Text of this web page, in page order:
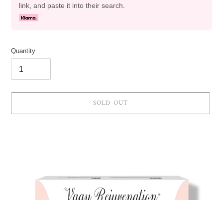
link, and paste it into their search.
Quantity
SOLD OUT